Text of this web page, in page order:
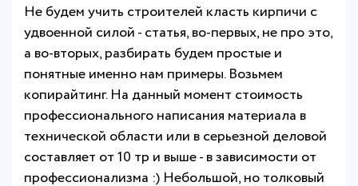
Не будем учить строителей класть кирпичи с
удвоенной силой - статья, во-первых, не про это,
а во-вторых, разбирать будем простые и
понятные именно нам примеры. Возьмем
копирайтинг. На данный момент стоимость
профессионального написания материала в
технической области или в серьезной деловой
составляет от 10 тр и выше - в зависимости от
профессионализма :) Небольшой, но толковый